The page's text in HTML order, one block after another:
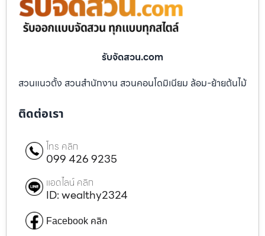
รับจัดสวน.com
สวนแนวตั้ง สวนสำนักงาน สวนคอนโดมิเนียม ล้อม-ย้ายต้นไม้
ติดต่อเรา
โทร คลิก
099 426 9235
แอดไลน์ คลิก
ID: wealthy2324
Facebook คลิก